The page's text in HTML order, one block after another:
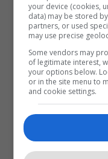
your device (cookies,
data) may be stored
partners, or used
may use precise
Some vendors may
of legitimate interest,
your options below.
or in the site menu to
and cookie settings.